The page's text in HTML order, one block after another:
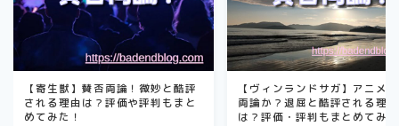
【寄生獣】賛否両論！微妙と酷評
される理由は？評価や評判もまと
めてみた！
【ヴィンランドサガ】アニメ
両論か？退屈と酷評される理由
は？評価・評判もまとめてみ